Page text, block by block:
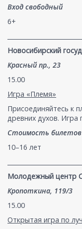
Вход свободный
6+
Новосибирский
Красный пр., 23
15.00
Игра «Племя»
Присоединяйтесь к
древних духов.
Стоимость билетов
10–16 лет
Молодежный центр
Кропоткина, 119/3
15.00
Открытая игра по